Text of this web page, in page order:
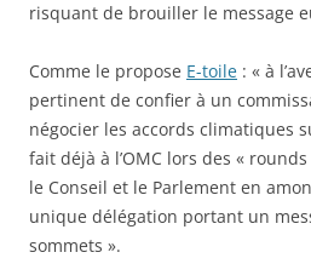
risquant de brouiller le message
Comme le propose E-toile : « à
pertinent de confier à un
négocier les accords climatiques
fait déjà à l’OMC lors des «
le Conseil et le Parlement en
unique délégation portant un
sommets ».